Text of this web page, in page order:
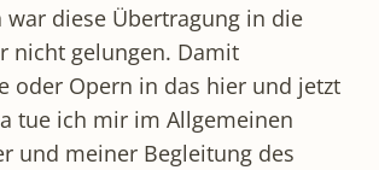
war diese Übertragung in die
nicht gelungen. Damit
oder Opern in das hier und jetzt
tue ich mir im Allgemeinen
und meiner Begleitung des